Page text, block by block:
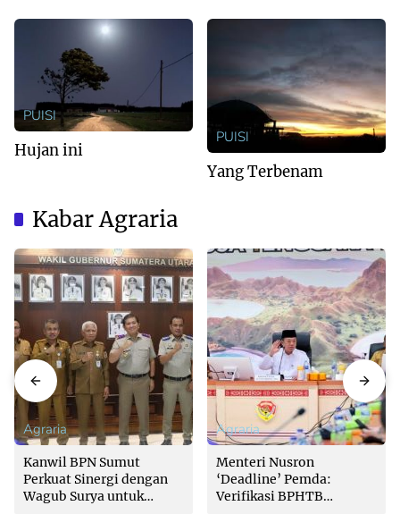
PUISI
Hujan ini
PUISI
Yang Terbenam
Kabar Agraria
Agraria
Kanwil BPN Sumut
Perkuat Sinergi dengan
Wagub Surya untuk
Agraria
Menteri Nusron
‘Deadline’ Pemda:
Verifikasi BPHTB